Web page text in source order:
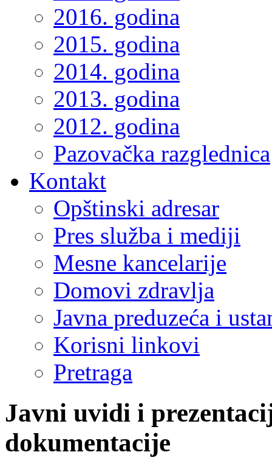
2016. godina
2015. godina
2014. godina
2013. godina
2012. godina
Pazovačka razglednica
Kontakt
Opštinski adresar
Pres služba i mediji
Mesne kancelarije
Domovi zdravlja
Javna preduzeća i
Korisni linkovi
Pretraga
Javni uvidi i
dokumentacije